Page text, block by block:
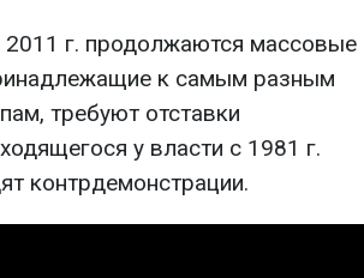
2011 г. продолжаются массовые
к самым разным
требуют отставки
у власти с 1981 г.
контрдемонстрации.